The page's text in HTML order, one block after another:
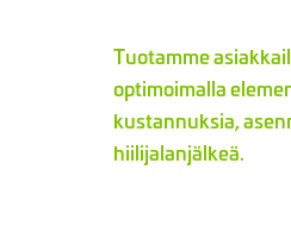
Tuotamme
optimoimalla
kustannuksia,
hiilijalanjälkeä.